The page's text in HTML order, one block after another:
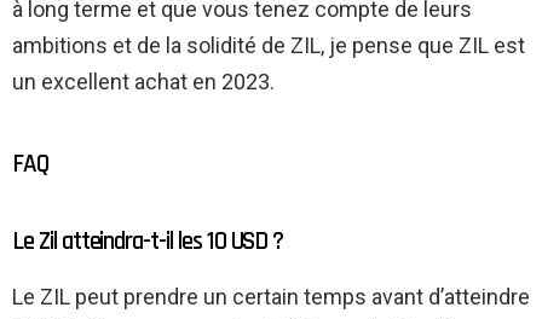
à long terme et que vous tenez compte de leurs
ambitions et de la solidité de ZIL, je pense que ZIL est
un excellent achat en 2023.
FAQ
Le Zil atteindra-t-il les 10 USD ?
Le ZIL peut prendre un certain temps avant d’atteindre